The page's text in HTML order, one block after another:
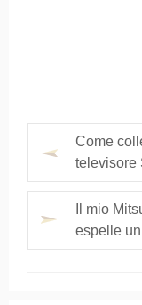
Come
televisore
Il mio
espelle